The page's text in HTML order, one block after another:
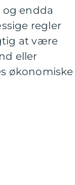
og endda
regler
at være
eller
økonomiske